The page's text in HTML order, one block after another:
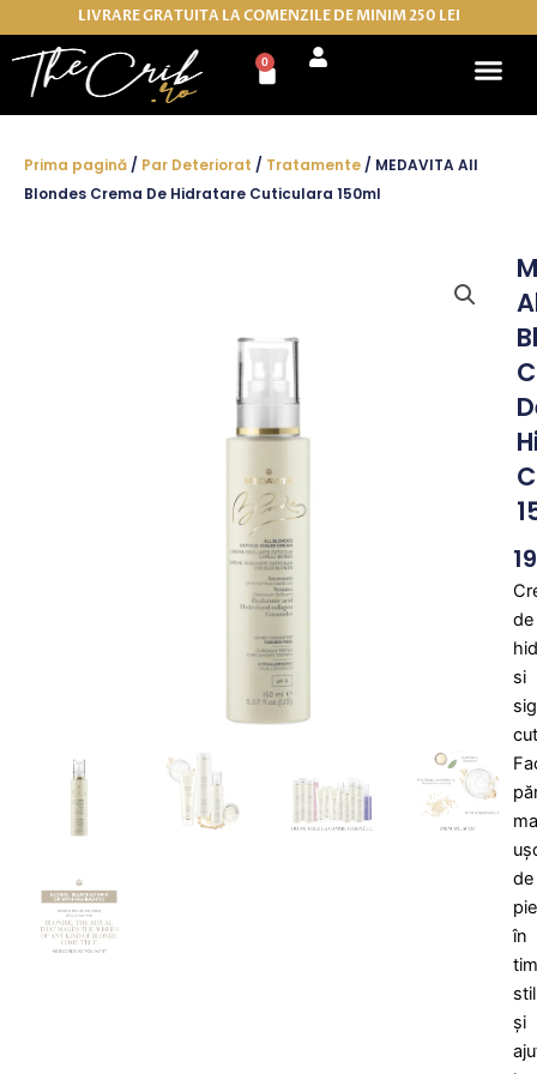
to
content
LIVRARE GRATUITA LA COMENZILE DE MINIM 250 LEI
0
Cart
Prima pagină / Par Deteriorat / Tratamente / MEDAVITA All
Blondes Crema De Hidratare Cuticulara 150ml
de
si
de
în
și